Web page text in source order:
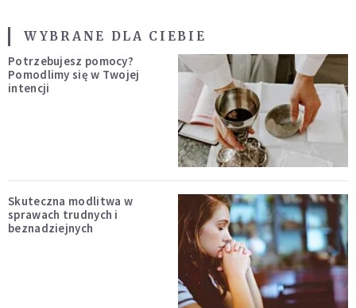
WYBRANE DLA CIEBIE
Potrzebujesz pomocy?
Pomodlimy się w Twojej
intencji
Skuteczna modlitwa w
sprawach trudnych i
beznadziejnych